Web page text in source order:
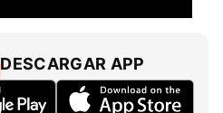
DESCARGAR APP